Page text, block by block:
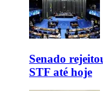
Senado
STF até hoje